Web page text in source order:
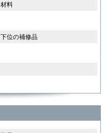
材料
下位の補修品